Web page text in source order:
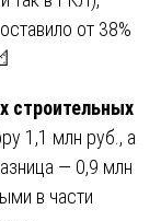
от 38%
строительных
1,1 млн руб., а
— 0,9 млн
в части